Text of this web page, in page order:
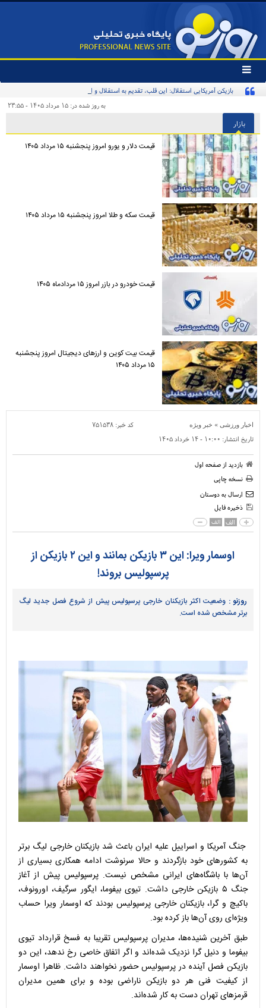
تغییر
وضعیت
منوی
ها
بازیکن آمریکایی استقلال: این قلب، تقدیم به استقلال و استقلالی‌ها/ تیم‌ملی ایران پیشنهاد
به روز شده در: ۱۵ مرداد ۱۴۰۵ - ۲۳:۵۵
بازار
قیمت دلار و یورو امروز پنجشنبه ۱۵ مرداد ۱۴۰۵
قیمت سکه و طلا امروز پنجشنبه ۱۵ مرداد ۱۴۰۵
قیمت خودرو در بازر امروز ۱۵ مردادماه ۱۴۰۵
قیمت بیت کوین و ارز‌های دیجیتال امروز پنجشنبه
۱۵ مرداد ۱۴۰۵
اخبار ورزشی » خبر ویژه کد خبر: ۷۵۱۵۳۸
تاریخ انتشار: ۱۰:۰۰ - ۱۴ خرداد ۱۴۰۵
بازدید از صفحه اول
نسخه چاپی
ارسال به دوستان
ذخیره فایل
الف الف
اوسمار ویرا: این ۳ بازیکن بمانند و این ۲ بازیکن از
پرسپولیس بروند!
روزنو : وضعیت اکثر بازیکنان خارجی پرسپولیس پیش از شروع فصل جدید لیگ
برتر مشخص شده است.
جنگ آمریکا و اسراییل علیه ایران باعث شد بازیکنان خارجی لیگ برتر
به کشورهای خود بازگردند و حالا سرنوشت ادامه همکاری بسیاری از
آن‌ها با باشگاه‌های ایرانی مشخص نیست. پرسپولیس پیش از آغاز
جنگ ۵ بازیکن خارجی داشت. تیوی بیفوما، ایگور سرگیف، اورونوف،
باکیچ و گرا، بازیکنان خارجی پرسپولیس بودند که اوسمار ویرا حساب
ویژه‌ای روی آن‌ها باز کرده بود.
طبق آخرین شنیده‌ها، مدیران پرسپولیس تقریبا به فسخ قرارداد تیوی
بیفوما و دنیل گرا نزدیک شده‌اند و اگر اتفاق خاصی رخ ندهد، این دو
بازیکن فصل آینده در پرسپولیس حضور نخواهند داشت. ظاهرا اوسمار
از کیفیت فنی هر دو بازیکن ناراضی بوده و برای همین مدیران
قرمزهای تهران دست به کار شده‌اند.